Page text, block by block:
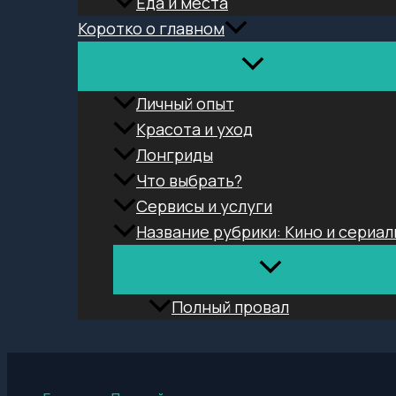
Коротко о главном
Личный опыт
Красота и уход
Лонгриды
Что выбрать?
Сервисы и услуги
Название рубрики: Кино и
Полный провал